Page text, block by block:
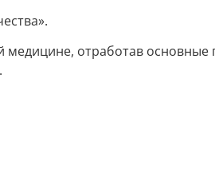
медицине, отработав